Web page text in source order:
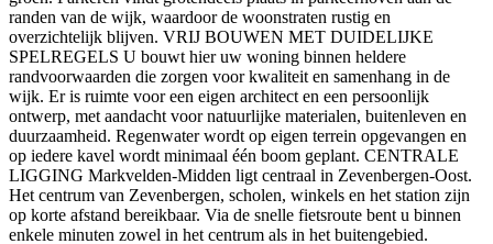
randen van de wijk, waardoor de woonstraten rustig en
overzichtelijk blijven. VRIJ BOUWEN MET DUIDELIJKE
SPELREGELS U bouwt hier uw woning binnen heldere
randvoorwaarden die zorgen voor kwaliteit en samenhang in de
wijk. Er is ruimte voor een eigen architect en een persoonlijk
ontwerp, met aandacht voor natuurlijke materialen, buitenleven en
duurzaamheid. Regenwater wordt op eigen terrein opgevangen en
op iedere kavel wordt minimaal één boom geplant. CENTRALE
LIGGING Markvelden-Midden ligt centraal in Zevenbergen-Oost.
Het centrum van Zevenbergen, scholen, winkels en het station zijn
op korte afstand bereikbaar. Via de snelle fietsroute bent u binnen
enkele minuten zowel in het centrum als in het buitengebied.